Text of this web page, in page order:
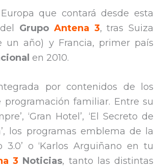
que contará desde esta
Grupo Antena 3, tras Suiza
un año) y Francia, primer país
en 2010.
por contenidos de los
familiar. Entre su
‘Gran Hotel’, ‘El Secreto de
los programas emblema de la
3.0’ o ‘Karlos Arguiñano en tu
3 Noticias, tanto las distintas